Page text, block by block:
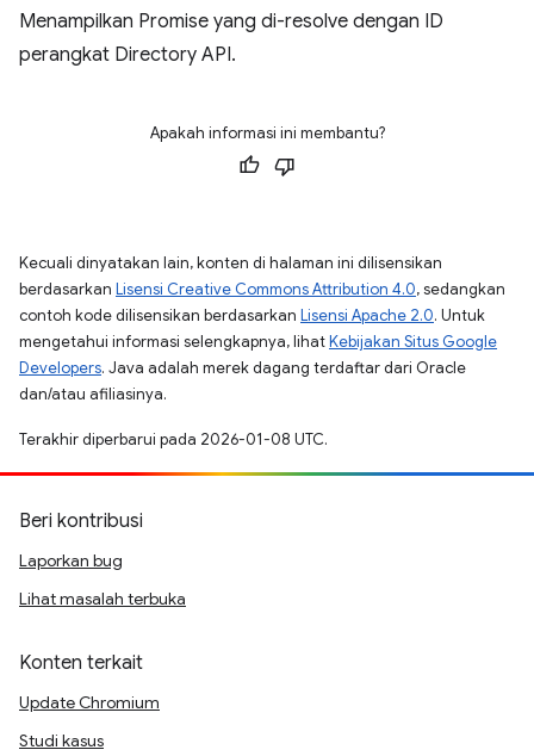
Menampilkan Promise yang di-resolve dengan ID
perangkat Directory API.
Apakah informasi ini membantu?
Kecuali dinyatakan lain, konten di halaman ini dilisensikan
berdasarkan Lisensi Creative Commons Attribution 4.0, sedangkan
contoh kode dilisensikan berdasarkan Lisensi Apache 2.0. Untuk
mengetahui informasi selengkapnya, lihatKebijakan Situs Google
Developers. Java adalah merek dagang terdaftar dari Oracle
dan/atau afiliasinya.
Terakhir diperbarui pada 2026-01-08 UTC.
Beri kontribusi
Laporkan bug
Lihat masalah terbuka
Konten terkait
Update Chromium
Studi kasus